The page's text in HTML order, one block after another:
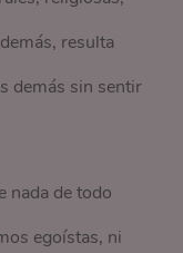
resulta
demás sin sentir
nada de todo
egoístas, ni